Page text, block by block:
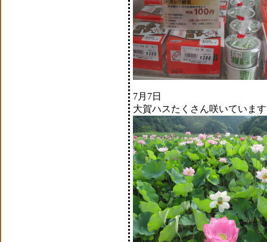
7月7日
大賀ハスたくさん咲いていま